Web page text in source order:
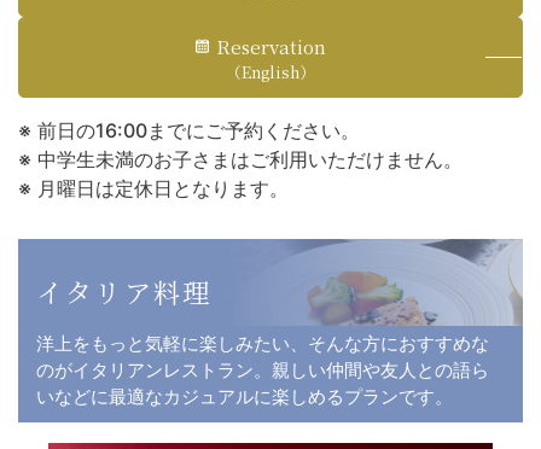
Reservation
（English）
前日の16:00までにご予約ください。
中学生未満のお子さまはご利用いただけません。
月曜日は定休日となります。
イタリア料理
洋上をもっと気軽に楽しみたい、そんな方におすすめな
のがイタリアンレストラン。親しい仲間や友人との語ら
いなどに最適なカジュアルに楽しめるプランです。